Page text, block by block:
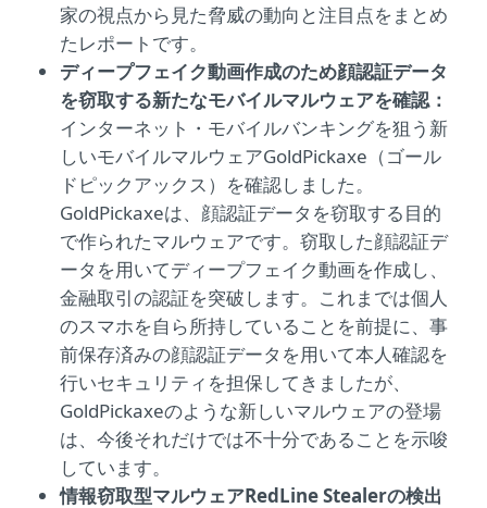
家の視点から見た脅威の動向と注目点をまとめ
たレポートです。
ディープフェイク動画作成のため顔認証データ
を窃取する新たなモバイルマルウェアを確認：
インターネット・モバイルバンキングを狙う新
しいモバイルマルウェアGoldPickaxe（ゴール
ドピックアックス）を確認しました。
GoldPickaxeは、顔認証データを窃取する目的
で作られたマルウェアです。窃取した顔認証デ
ータを用いてディープフェイク動画を作成し、
金融取引の認証を突破します。これまでは個人
のスマホを自ら所持していることを前提に、事
前保存済みの顔認証データを用いて本人確認を
行いセキュリティを担保してきましたが、
GoldPickaxeのような新しいマルウェアの登場
は、今後それだけでは不十分であることを示唆
しています。
情報窃取型マルウェアRedLine Stealerの検出